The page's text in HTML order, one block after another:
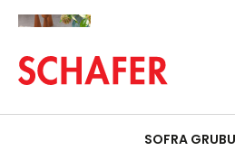
SOFRA GRUBU
Schafer Vera